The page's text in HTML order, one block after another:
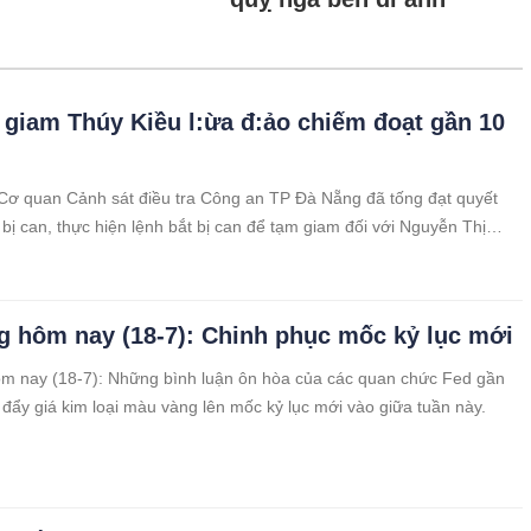
Thúy Kiều l:ừa đ:ảo chiếm đoạt gần 10
quan Cảnh sát điều tra Công an TP Đà Nẵng đã tống đạt quyết
can, thực hiện lệnh bắt bị can để tạm giam đối với Nguyễn Thị
hôm nay (18-7): Chinh phục mốc kỷ lục mới
nay (18-7): Những bình luận ôn hòa của các quan chức Fed gần
giá kim loại màu vàng lên mốc kỷ lục mới vào giữa tuần này.